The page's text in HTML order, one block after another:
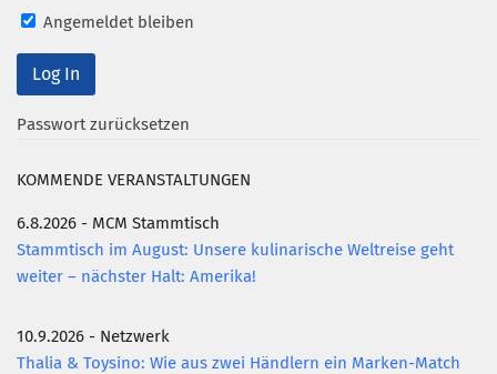
Angemeldet bleiben
Passwort zurücksetzen
KOMMENDE VERANSTALTUNGEN
6.8.2026 - MCM Stammtisch
Stammtisch im August: Unsere kulinarische Weltreise geht
weiter – nächster Halt: Amerika!
10.9.2026 - Netzwerk
Thalia & Toysino: Wie aus zwei Händlern ein Marken-Match